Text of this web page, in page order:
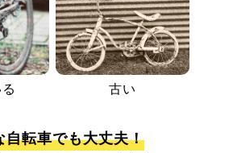
古い
自転車でも大丈夫！